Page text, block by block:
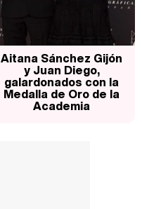
Aitana Sánchez Gijón
y Juan Diego,
galardonados con la
Medalla de Oro de la
Academia